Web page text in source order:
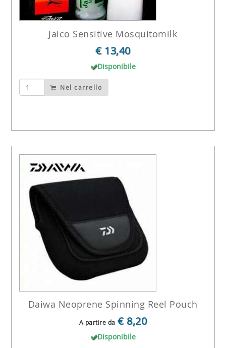
Jaico Sensitive Mosquitomilk
€ 13,40
Disponibile
Nel carrello
Daiwa Neoprene Spinning Reel Pouch
A partire da € 8,20
Disponibile